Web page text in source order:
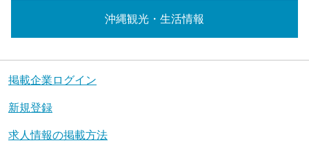
沖縄観光・生活情報
掲載企業ログイン
新規登録
求人情報の掲載方法